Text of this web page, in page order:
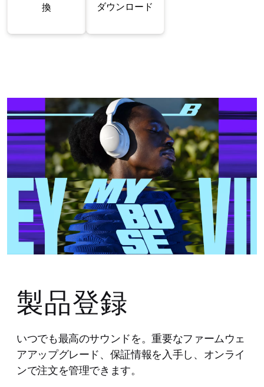
換
ダウンロード
製品登録
いつでも最高のサウンドを。重要なファームウェ
アアップグレード、保証情報を入手し、オンライ
ンで注文を管理できます。